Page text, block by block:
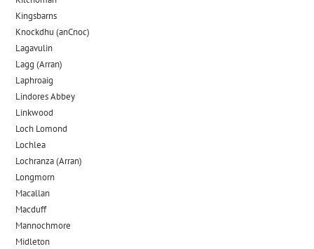
Kingsbarns
Knockdhu (anCnoc)
Lagavulin
Lagg (Arran)
Laphroaig
Lindores Abbey
Linkwood
Loch Lomond
Lochlea
Lochranza (Arran)
Longmorn
Macallan
Macduff
Mannochmore
Midleton